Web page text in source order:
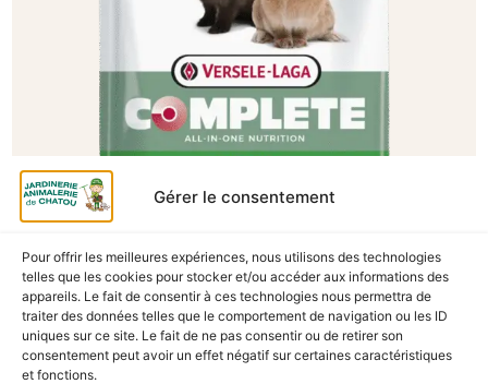
Gérer le consentement
Pour offrir les meilleures expériences, nous utilisons des technologies
telles que les cookies pour stocker et/ou accéder aux informations des
appareils. Le fait de consentir à ces technologies nous permettra de
traiter des données telles que le comportement de navigation ou les ID
uniques sur ce site. Le fait de ne pas consentir ou de retirer son
consentement peut avoir un effet négatif sur certaines caractéristiques
et fonctions.
A Catégoriser
CUNI ADULT COMPLETE 1.75KG
En stock